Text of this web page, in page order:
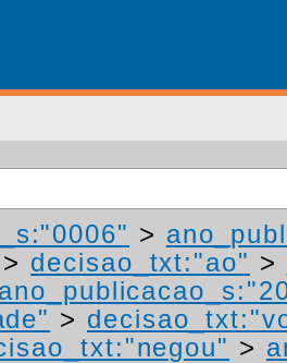
>
> decisao_txt:"ao" >
>
>